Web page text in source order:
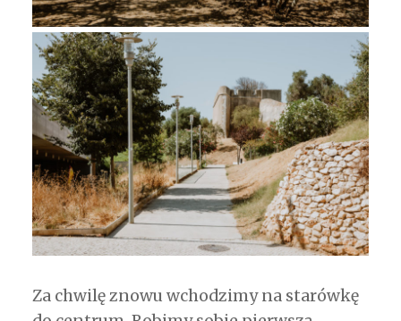
Za chwilę znowu wchodzimy na starówkę